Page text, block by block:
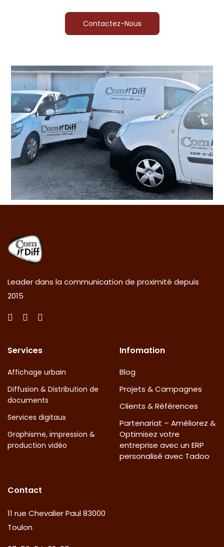
Contactez-Nous
Leader dans la communication de proximité depuis
2015
Services
Affichage urbain
Diffusion & Distribution de
documents
Services digitaux
Graphisme, impression &
production vidéo
Infomation
Blog
Projets & Campagnes
Clients & Références
Partenariat – Améliorez &
Optimisez votre
entreprise avec un ERP
personalisé avec Tadoo
Contact
11 rue Chevalier Paul 83000
Toulon​